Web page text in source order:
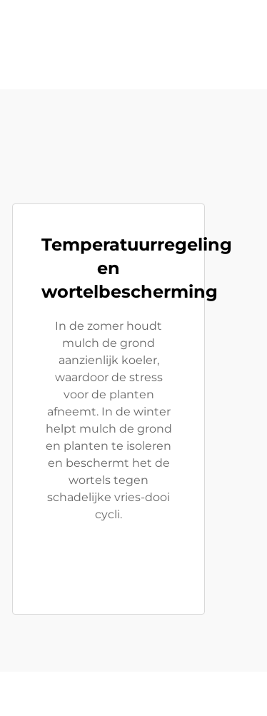
Temperatuurregeling
en
wortelbescherming
In de zomer houdt
mulch de grond
aanzienlijk koeler,
waardoor de stress
voor de planten
afneemt. In de winter
helpt mulch de grond
en planten te isoleren
en beschermt het de
wortels tegen
schadelijke vries-dooi
cycli.